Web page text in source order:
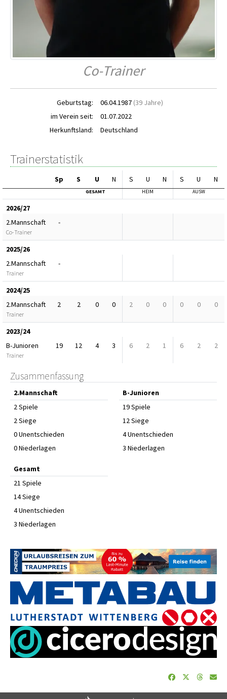
Co-Trainer
Geburtstag: 06.04.1987 (39 Jahre)
im Verein seit:
01.07.2022
Herkunftsland:
Deutschland
Trainerstatistik
Sp S U N S U N S U N
GESAMT HEIM AUSW
2026/27
2.Mannschaft
Co-Trainer
-
2025/26
2.Mannschaft
Trainer
-
2024/25
2.Mannschaft
Trainer
2 2 0 0 2 0 0 0 0 0
2023/24
B-Junioren
Trainer
19 12 4 3 6 2 1 6 2 2
Zusammenfassung
2.Mannschaft
2 Spiele
2 Siege
0 Unentschieden
0 Niederlagen
B-Junioren
19 Spiele
12 Siege
4 Unentschieden
3 Niederlagen
Gesamt
21 Spiele
14 Siege
4 Unentschieden
3 Niederlagen